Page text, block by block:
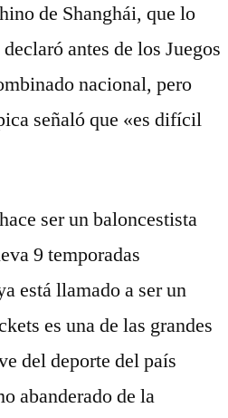
de Shanghái, que lo
antes de los Juegos
nacional, pero
señaló que «es difícil
ser un baloncestista
9 temporadas
está llamado a ser un
es una de las grandes
del deporte del país
abanderado de la